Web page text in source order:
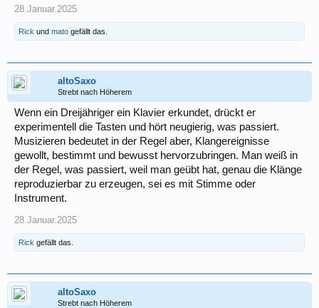
28.Januar.2025
Rick und mato gefällt das.
altoSaxo
Strebt nach Höherem
Wenn ein Dreijähriger ein Klavier erkundet, drückt er
experimentell die Tasten und hört neugierig, was passiert.
Musizieren bedeutet in der Regel aber, Klangereignisse
gewollt, bestimmt und bewusst hervorzubringen. Man weiß in
der Regel, was passiert, weil man geübt hat, genau die Klänge
reproduzierbar zu erzeugen, sei es mit Stimme oder
Instrument.
28.Januar.2025
Rick gefällt das.
altoSaxo
Strebt nach Höherem